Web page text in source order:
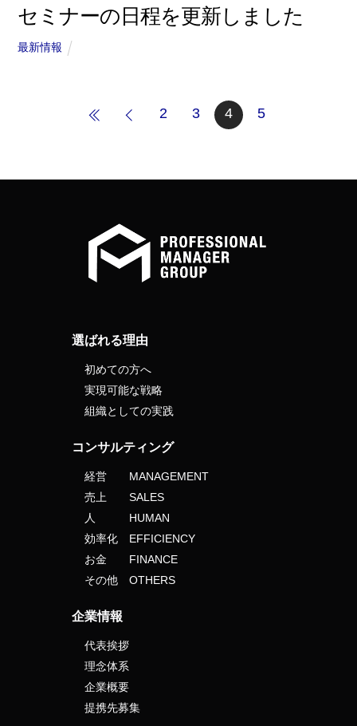
セミナーの日程を更新しました
最新情報
2 3 4 5
選ばれる理由
初めての方へ
実現可能な戦略
組織としての実践
コンサルティング
経営 MANAGEMENT
売上 SALES
人 HUMAN
効率化 EFFICIENCY
お金 FINANCE
その他 OTHERS
企業情報
代表挨拶
理念体系
企業概要
提携先募集